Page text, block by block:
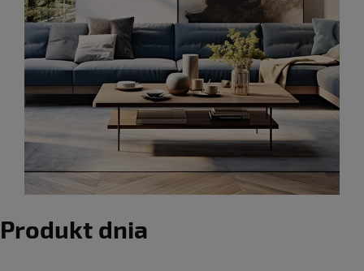
Produkt dnia